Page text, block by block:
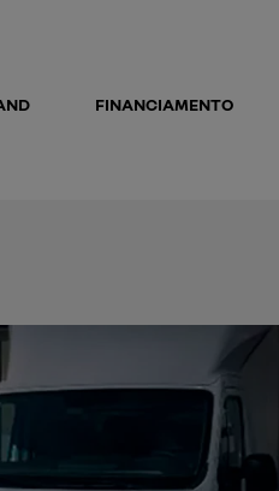
FINANCIAMENTO